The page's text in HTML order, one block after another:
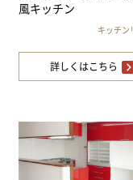
風キッチン
キッチン
詳しくはこちら